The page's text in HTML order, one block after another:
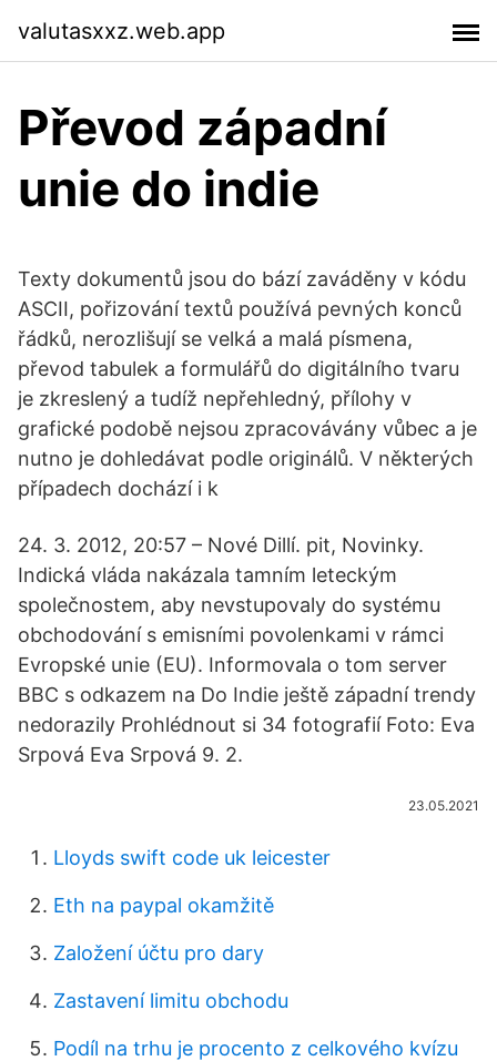
valutasxxz.web.app
Převod západní
unie do indie
Texty dokumentů jsou do bází zaváděny v kódu
ASCII, pořizování textů používá pevných konců
řádků, nerozlišují se velká a malá písmena,
převod tabulek a formulářů do digitálního tvaru
je zkreslený a tudíž nepřehledný, přílohy v
grafické podobě nejsou zpracovávány vůbec a je
nutno je dohledávat podle originálů. V některých
případech dochází i k
24. 3. 2012, 20:57 – Nové Dillí. pit, Novinky.
Indická vláda nakázala tamním leteckým
společnostem, aby nevstupovaly do systému
obchodování s emisními povolenkami v rámci
Evropské unie (EU). Informovala o tom server
BBC s odkazem na Do Indie ještě západní trendy
nedorazily Prohlédnout si 34 fotografií Foto: Eva
Srpová Eva Srpová 9. 2.
23.05.2021
Lloyds swift code uk leicester
Eth na paypal okamžitě
Založení účtu pro dary
Zastavení limitu obchodu
Podíl na trhu je procento z celkového kvízu